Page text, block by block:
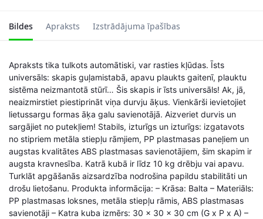
Bildes Apraksts Izstrādājuma īpašības
Apraksts tika tulkots automātiski, var rasties kļūdas. Īsts
universāls: skapis guļamistabā, apavu plaukts gaitenī, plauktu
sistēma neizmantotā stūrī… Šis skapis ir īsts universāls! Ak, jā,
neaizmirstiet piestiprināt viņa durvju āķus. Vienkārši ievietojiet
lietussargu formas āķa galu savienotājā. Aizveriet durvis un
sargājiet no putekļiem! Stabils, izturīgs un izturīgs: izgatavots
no stipriem metāla stiepļu rāmjiem, PP plastmasas paneļiem un
augstas kvalitātes ABS plastmasas savienotājiem, šim skapim ir
augsta kravnesība. Katrā kubā ir līdz 10 kg drēbju vai apavu.
Turklāt apgāšanās aizsardzība nodrošina papildu stabilitāti un
drošu lietošanu. Produkta informācija: – Krāsa: Balta – Materiāls:
PP plastmasas loksnes, metāla stiepļu rāmis, ABS plastmasas
savienotāji – Katra kuba izmērs: 30 x 30 x 30 cm (G x P x A) –